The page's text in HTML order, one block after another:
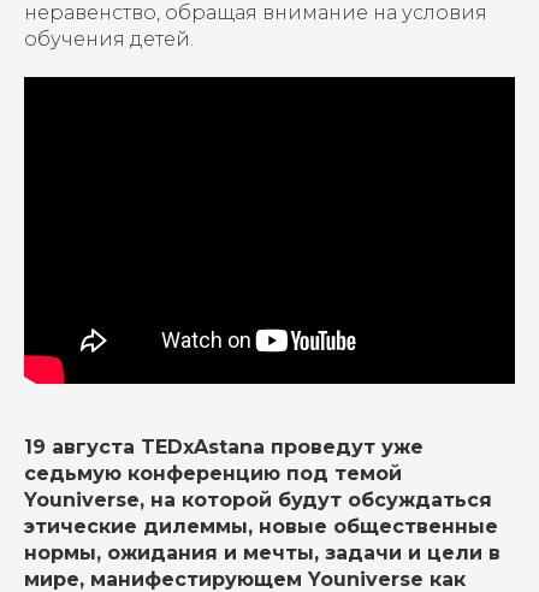
неравенство, обращая внимание на условия
обучения детей.
19 августа TEDxAstana проведут уже
седьмую конференцию под темой
Youniverse, на которой будут обсуждаться
этические дилеммы, новые общественные
нормы, ожидания и мечты, задачи и цели в
мире, манифестирующем Youniverse как